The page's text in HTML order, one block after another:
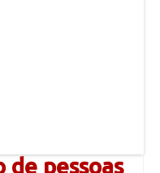
pessoas